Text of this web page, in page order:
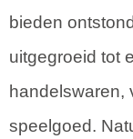
bieden
uitgegroeid tot
handelswaren,
speelgoed.